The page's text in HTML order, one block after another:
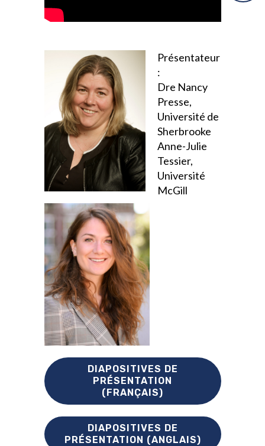
Présentateur
:
Dre Nancy
Presse,
Université de
Sherbrooke
Anne-Julie
Tessier,
Université
McGill
DIAPOSITIVES DE
PRÉSENTATION
(FRANÇAIS)
DIAPOSITIVES DE
PRÉSENTATION (ANGLAIS)